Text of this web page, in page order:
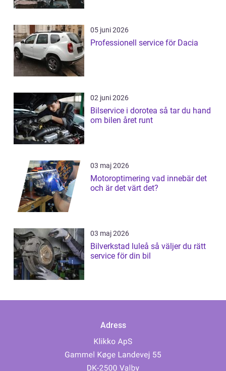
05 juni 2026
Professionell service för Dacia
02 juni 2026
Bilservice i dorotea så tar du hand
om bilen året runt
03 maj 2026
Motoroptimering vad innebär det
och är det värt det?
03 maj 2026
Bilverkstad luleå så väljer du rätt
service för din bil
Adress